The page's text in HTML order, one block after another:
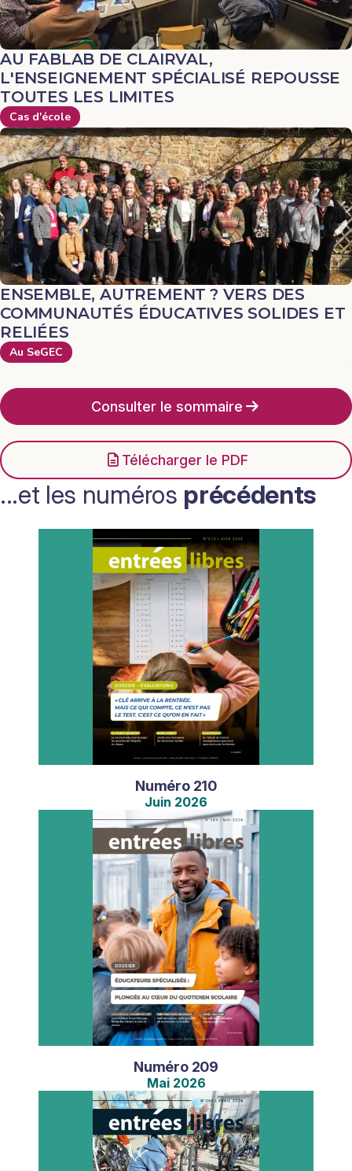
AU FABLAB DE CLAIRVAL,
L'ENSEIGNEMENT SPÉCIALISÉ REPOUSSE
TOUTES LES LIMITES
Cas d'école
ENSEMBLE, AUTREMENT ? VERS DES
COMMUNAUTÉS ÉDUCATIVES SOLIDES ET
RELIÉES
Au SeGEC
Consulter le sommaire
Télécharger le PDF
...et les numéros précédents
Numéro 210
Juin 2026
Numéro 209
Mai 2026